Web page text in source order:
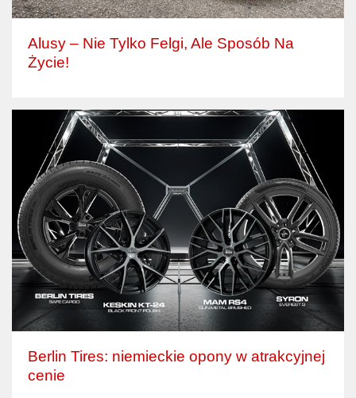
Alusy – Nie Tylko Felgi, Ale Sposób Na
Życie!
Berlin Tires: niemieckie opony w atrakcyjnej
cenie